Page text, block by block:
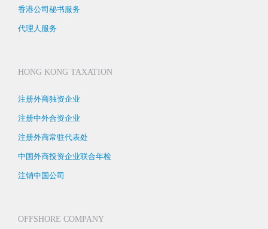
香港公司秘书服务
代理人服务
HONG KONG TAXATION
注册外商独资企业
注册中外合资企业
注册外商常驻代表处
中国外商投资企业联合年检
注销中国公司
OFFSHORE COMPANY